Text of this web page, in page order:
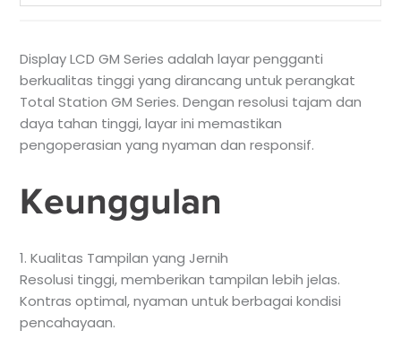
Display LCD GM Series adalah layar pengganti
berkualitas tinggi yang dirancang untuk perangkat
Total Station GM Series. Dengan resolusi tajam dan
daya tahan tinggi, layar ini memastikan
pengoperasian yang nyaman dan responsif.
Keunggulan
1. Kualitas Tampilan yang Jernih
Resolusi tinggi, memberikan tampilan lebih jelas.
Kontras optimal, nyaman untuk berbagai kondisi
pencahayaan.